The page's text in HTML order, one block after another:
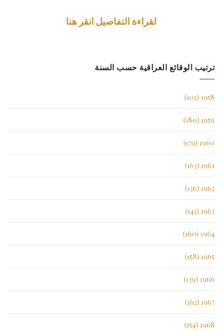
لقراءة التفاصيل انقر هنا
ترتيب الوقائع العراقية حسب السنة
1958 (102)
1959 (180)
1960 (179)
1961 (163)
1962 (136)
1963 (143)
1964 (160)
1965 (158)
1966 (139)
1967 (162)
1968 (154)